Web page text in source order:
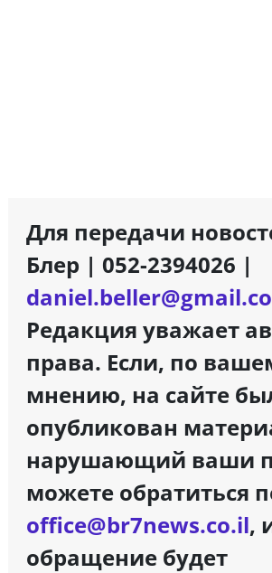
Для передачи
Блер | 052-2394026 |
Редакция уважает
права. Если, по
мнению, на сайте
опубликован
нарушающий ваши
можете обратиться
office@br7news.co.il,
обращение будет